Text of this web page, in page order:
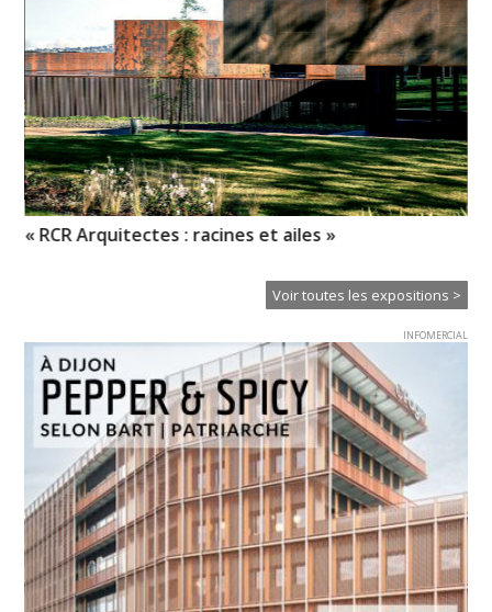
« RCR Arquitectes : racines et ailes »
Voir toutes les expositions >
INFOMERCIAL